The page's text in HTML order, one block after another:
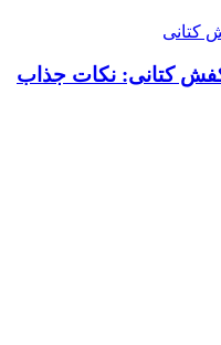
کتانی: نکات جذاب